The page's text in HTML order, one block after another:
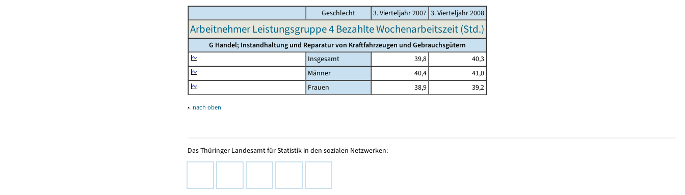
Geschlecht 3. Vierteljahr 2007 3. Vierteljahr 2008
Arbeitnehmer Leistungsgruppe 4 Bezahlte Wochenarbeitszeit (Std.)
G Handel; Instandhaltung und Reparatur von Kraftfahrzeugen und Gebrauchsgütern
Insgesamt
39,8
40,3
Männer
40,4
41,0
Frauen
38,9 39,2
▴ nach oben
Das Thüringer Landesamt für Statistik in den sozialen Netzwerken: